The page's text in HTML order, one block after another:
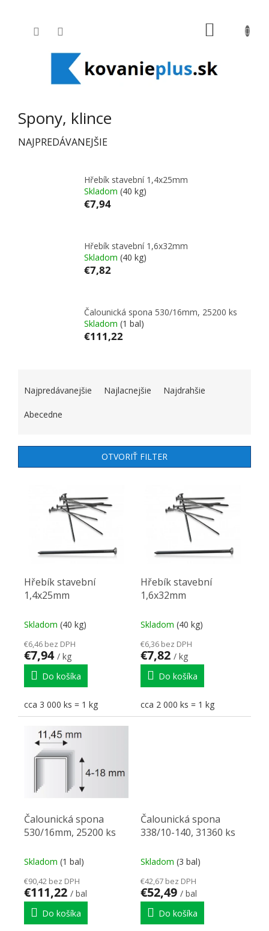
Spony, klince
NAJPREDÁVANEJŠIE
Hřebík stavební 1,4x25mm
Skladom (40 kg)
€7,94
Hřebík stavební 1,6x32mm
Skladom (40 kg)
€7,82
Čalounická spona 530/16mm, 25200 ks
Skladom (1 bal)
€111,22
Najpredávanejšie Najlacnejšie Najdrahšie
Abecedne
OTVORIŤ FILTER
Hřebík stavební
1,4x25mm
Skladom (40 kg)
€6,46 bez DPH
€7,94 / kg
Do košíka
cca 3 000 ks = 1 kg
Hřebík stavební
1,6x32mm
Skladom (40 kg)
€6,36 bez DPH
€7,82 / kg
Do košíka
cca 2 000 ks = 1 kg
Čalounická spona
530/16mm, 25200 ks
Skladom (1 bal)
€90,42 bez DPH
€111,22 / bal
Do košíka
Čalounická spona
338/10-140, 31360 ks
Skladom (3 bal)
€42,67 bez DPH
€52,49 / bal
Do košíka